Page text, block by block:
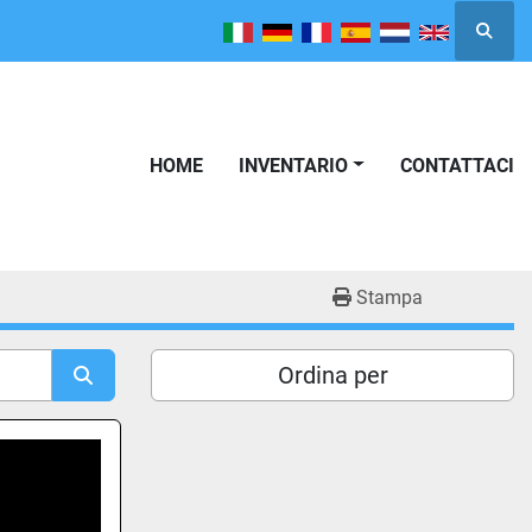
Cerca
HOME INVENTARIO CONTATTACI
Stampa
Ordina per